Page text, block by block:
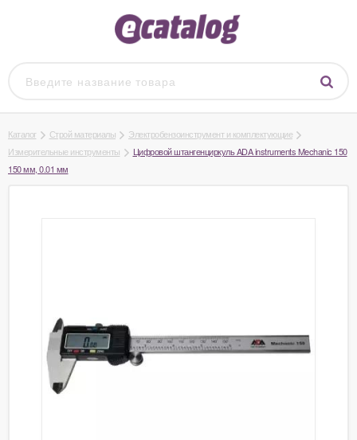
Каталог Строй материалы
Электробензоинструмент и комплектующие
Измерительные инструменты
Цифровой штангенциркуль ADA instruments Mechanic 150
150 мм, 0.01 мм